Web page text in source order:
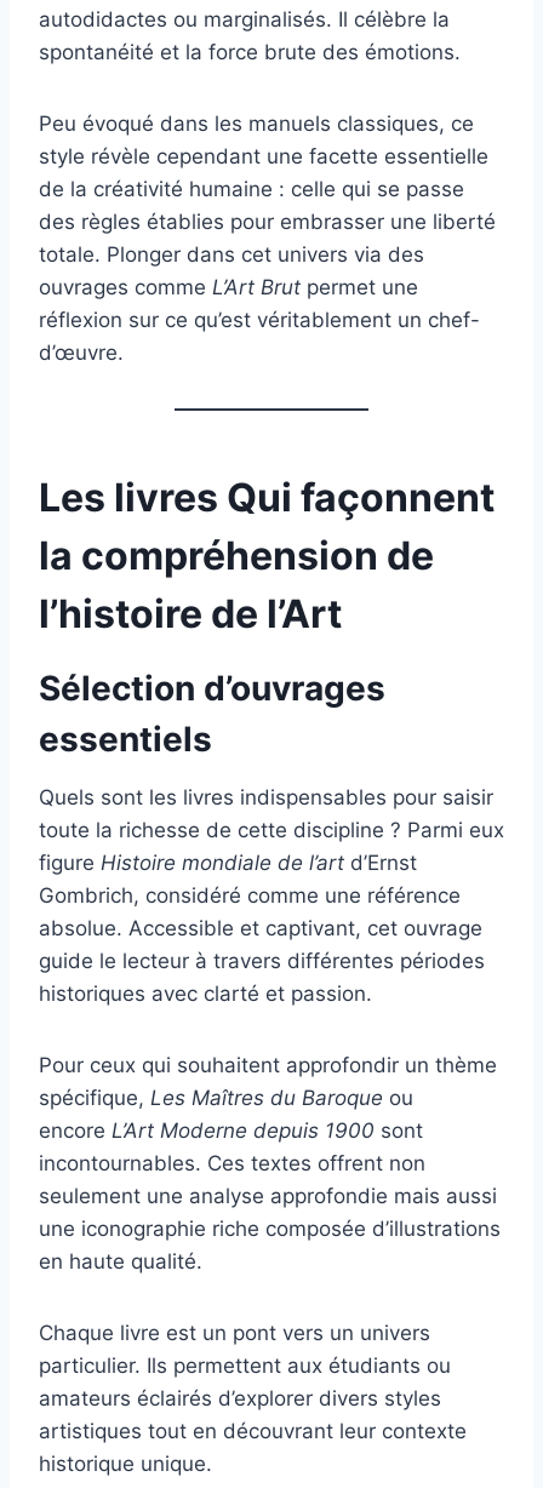
autodidactes ou marginalisés. Il célèbre la
spontanéité et la force brute des émotions.
Peu évoqué dans les manuels classiques, ce
style révèle cependant une facette essentielle
de la créativité humaine : celle qui se passe
des règles établies pour embrasser une liberté
totale. Plonger dans cet univers via des
ouvrages comme L’Art Brut permet une
réflexion sur ce qu’est véritablement un chef-
d’œuvre.
Les livres Qui façonnent
la compréhension de
l’histoire de l’Art
Sélection d’ouvrages
essentiels
Quels sont les livres indispensables pour saisir
toute la richesse de cette discipline ? Parmi eux
figure Histoire mondiale de l’art d’Ernst
Gombrich, considéré comme une référence
absolue. Accessible et captivant, cet ouvrage
guide le lecteur à travers différentes périodes
historiques avec clarté et passion.
Pour ceux qui souhaitent approfondir un thème
spécifique, Les Maîtres du Baroque ou
encore L’Art Moderne depuis 1900 sont
incontournables. Ces textes offrent non
seulement une analyse approfondie mais aussi
une iconographie riche composée d’illustrations
en haute qualité.
Chaque livre est un pont vers un univers
particulier. Ils permettent aux étudiants ou
amateurs éclairés d’explorer divers styles
artistiques tout en découvrant leur contexte
historique unique.